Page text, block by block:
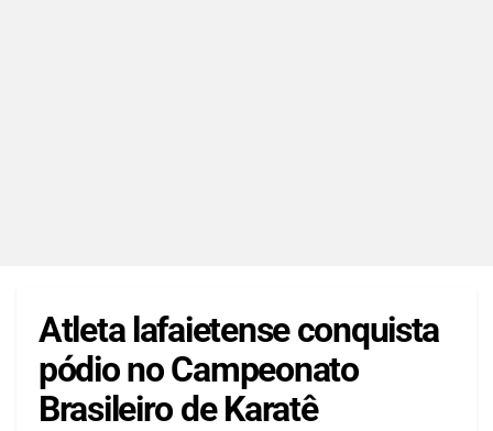
Atleta lafaietense conquista
pódio no Campeonato
Brasileiro de Karatê